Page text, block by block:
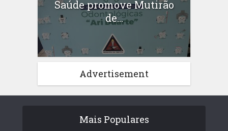
Saúde promove Mutirão
de...
Advertisement
Mais Populares